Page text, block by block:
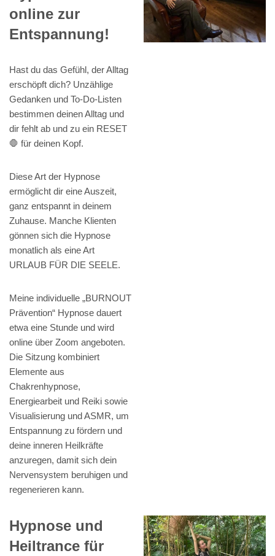
online zur
Entspannung!
Hast du das Gefühl, der Alltag
erschöpft dich? Unzählige
Gedanken und To-Do-Listen
bestimmen deinen Alltag und
dir fehlt ab und zu ein RESET
🛑 für deinen Kopf.
Diese Art der Hypnose
ermöglicht dir eine Auszeit,
ganz entspannt in deinem
Zuhause. Manche Klienten
gönnen sich die Hypnose
monatlich als eine Art
URLAUB FÜR DIE SEELE.
Meine individuelle „BURNOUT
Prävention“ Hypnose dauert
etwa eine Stunde und wird
online über Zoom angeboten.
Die Sitzung kombiniert
Elemente aus
Chakrenhypnose,
Energiearbeit und Reiki sowie
Visualisierung und ASMR, um
Entspannung zu fördern und
deine inneren Heilkräfte
anzuregen, damit sich dein
Nervensystem beruhigen und
regenerieren kann.
Hypnose und
Heiltrance für